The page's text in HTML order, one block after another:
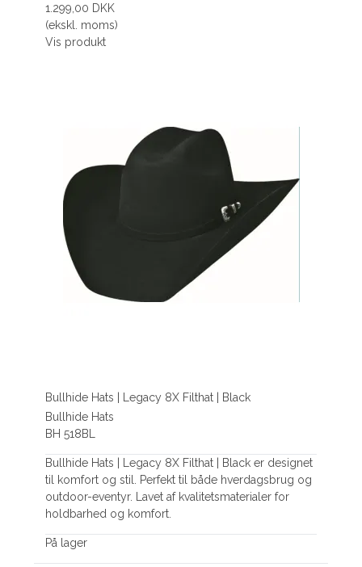
1.299,00 DKK
(ekskl. moms)
Vis produkt
Bullhide Hats | Legacy 8X Filthat | Black
Bullhide Hats
BH 518BL
Bullhide Hats | Legacy 8X Filthat | Black er designet
til komfort og stil. Perfekt til både hverdagsbrug og
outdoor-eventyr. Lavet af kvalitetsmaterialer for
holdbarhed og komfort.
På lager